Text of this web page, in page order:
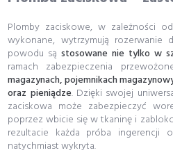
Plomby zaciskowe, w zależności
wykonane, wytrzymują
powodu sąstosowane nie tylko w
ramach zabezpieczenia
magazynach, pojemnikach
oraz pieniądze. Dzięki swojej
zaciskowa może zabezpieczyć
poprzez wbicie się w tkaninę i
rezultacie każda próba ingerencji
natychmiast wykryta.